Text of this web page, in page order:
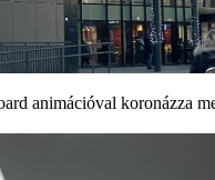
animációval koronázza